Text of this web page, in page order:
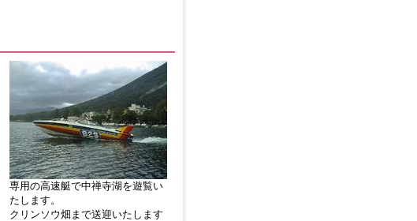
専用の高速艇で中禅寺湖を遊覧い
たします。
クリンソウ畑まで送迎いたします